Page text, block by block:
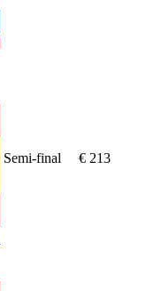
Semi-final € 213